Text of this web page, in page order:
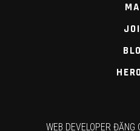
WEB DEVELOPER ĐẶNG